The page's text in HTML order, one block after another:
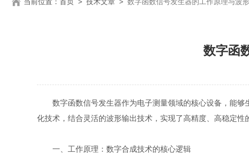
数字函
数字函数信号发生器作为电子测量领域的核心设备，能够
化技术，结合灵活的波形输出技术，实现了高精度、高稳定性
一、工作原理：数字合成技术的核心逻辑